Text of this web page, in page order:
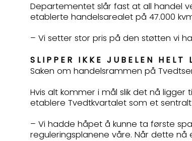
Departementet slår fast at all handel
etablerte handelsarealet på 47.000
– Vi setter stor pris på den støtten vi
SLIPPER IKKE JUBELEN
Saken om handelsrammen på
Hvis alt kommer i mål slik det nå
etablere Tvedtkvartalet som et
– Vi hadde håpet å kunne ta første
reguleringsplanene våre. Når dette nå